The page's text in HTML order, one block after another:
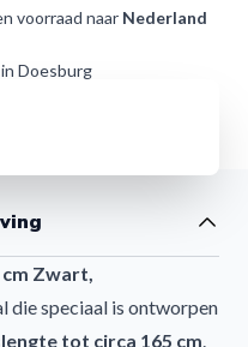
voorraad naar Nederland
in Doesburg
cm Zwart,
die speciaal is ontworpen
tot circa 165 cm.